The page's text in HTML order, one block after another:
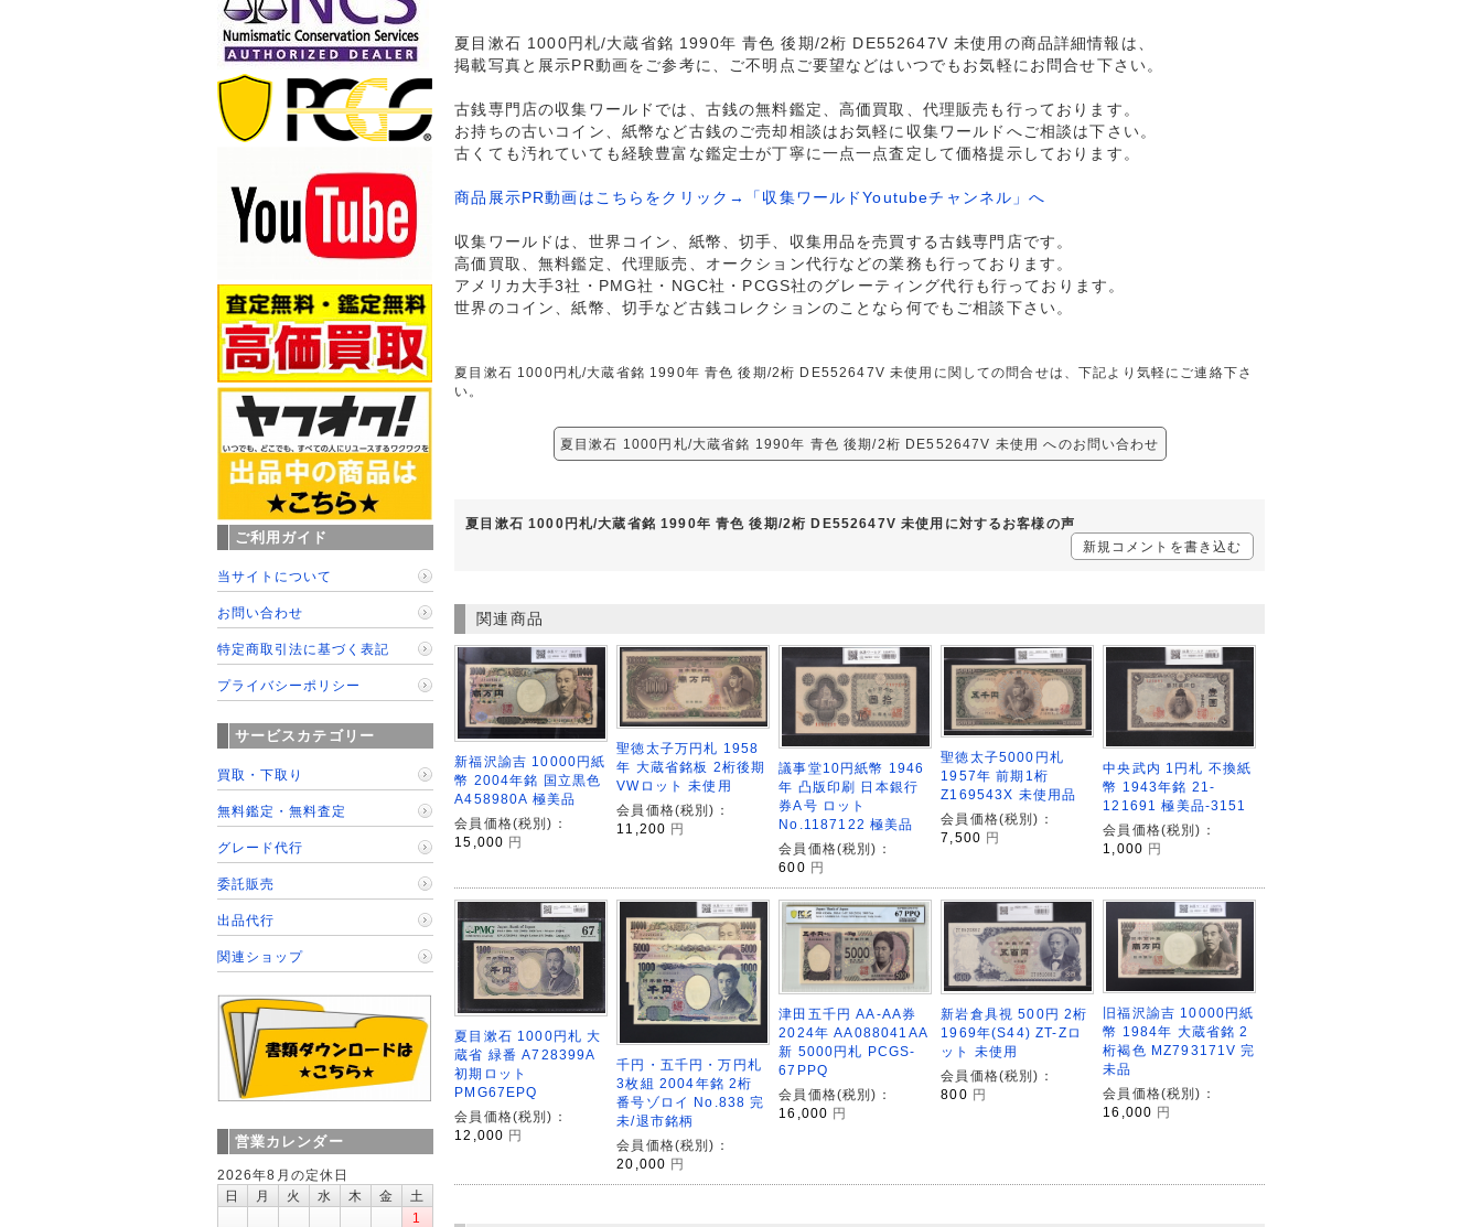
夏目漱石 1000円札/大蔵省銘 1990年 青色 後期/2桁 DE552647V 未使用の商品詳細情報は、
掲載写真と展示PR動画をご参考に、ご不明点ご要望などはいつでもお気軽にお問合せ下さい。
古銭専門店の収集ワールドでは、古銭の無料鑑定、高価買取、代理販売も行っております。
お持ちの古いコイン、紙幣など古銭のご売却相談はお気軽に収集ワールドへご相談は下さい。
古くても汚れていても経験豊富な鑑定士が丁寧に一点一点査定して価格提示しております。
商品展示PR動画はこちらをクリック→「収集ワールドYoutubeチャンネル」へ
収集ワールドは、世界コイン、紙幣、切手、収集用品を売買する古銭専門店です。
高価買取、無料鑑定、代理販売、オークション代行などの業務も行っております。
アメリカ大手3社・PMG社・NGC社・PCGS社のグレーティング代行も行っております。
世界のコイン、紙幣、切手など古銭コレクションのことなら何でもご相談下さい。
夏目漱石 1000円札/大蔵省銘 1990年 青色 後期/2桁 DE552647V 未使用に関しての問合せは、下記より気軽にご連絡下さ
い。
夏目漱石 1000円札/大蔵省銘 1990年 青色 後期/2桁 DE552647V 未使用 へのお問い合わせ
夏目漱石 1000円札/大蔵省銘 1990年 青色 後期/2桁 DE552647V 未使用に対するお客様の声
新規コメントを書き込む
関連商品
新福沢諭吉 10000円紙
幣 2004年銘 国立黒色
A458980A 極美品
会員価格(税別)：
15,000 円
聖徳太子万円札 1958
年 大蔵省銘板 2桁後期
VWロット 未使用
会員価格(税別)：
11,200 円
議事堂10円紙幣 1946
年 凸版印刷 日本銀行
券A号 ロット
No.1187122 極美品
会員価格(税別)：
600 円
聖徳太子5000円札
1957年 前期1桁
Z169543X 未使用品
会員価格(税別)：
7,500 円
中央武内 1円札 不換紙
幣 1943年銘 21-
121691 極美品-3151
会員価格(税別)：
1,000 円
夏目漱石 1000円札 大
蔵省 緑番 A728399A
初期ロット
PMG67EPQ
会員価格(税別)：
12,000 円
千円・五千円・万円札
3枚組 2004年銘 2桁
番号ゾロイ No.838 完
未/退市銘柄
会員価格(税別)：
20,000 円
津田五千円 AA-AA券
2024年 AA088041AA
新 5000円札 PCGS-
67PPQ
会員価格(税別)：
16,000 円
新岩倉具視 500円 2桁
1969年(S44) ZT-Zロ
ット 未使用
会員価格(税別)：
800 円
旧福沢諭吉 10000円紙
幣 1984年 大蔵省銘 2
桁褐色 MZ793171V 完
未品
会員価格(税別)：
16,000 円
ご利用ガイド
当サイトについて
お問い合わせ
特定商取引法に基づく表記
プライバシーポリシー
サービスカテゴリー
買取・下取り
無料鑑定・無料査定
グレード代行
委託販売
出品代行
関連ショップ
営業カレンダー
2026年8月の定休日
日
月 火 水 木 金
土
1